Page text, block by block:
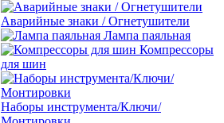
Аварийные знаки / Огнетушители
Лампа паяльная
Компрессоры
для шин
Наборы инструмента/Ключи/